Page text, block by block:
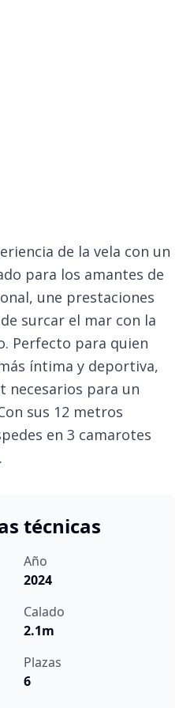
de la vela con un
para los amantes de
une prestaciones
surcar el mar con la
Perfecto para quien
íntima y deportiva,
necesarios para un
sus 12 metros
en 3 camarotes
técnicas
Año
2024
Calado
2.1m
Plazas
6